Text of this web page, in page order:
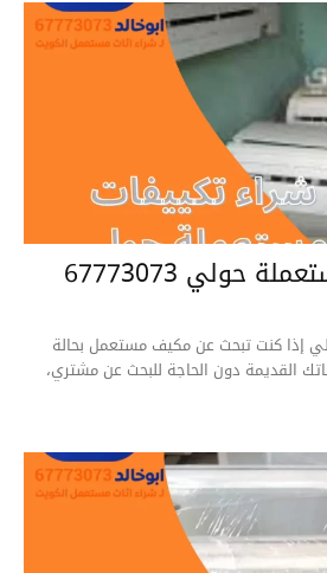
حولي 67773073
إذا كنت تبحث عن مكيف مستعمل بحالة
القديمة دون الحاجة للبحث عن مشتري،